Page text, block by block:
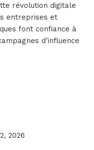
révolution digitale
entreprises et
font confiance à
d’influence
2026